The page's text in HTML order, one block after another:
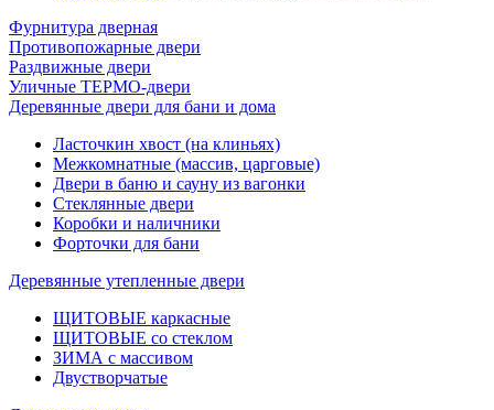
Фурнитура дверная
Противопожарные двери
Раздвижные двери
Уличные ТЕРМО-двери
Деревянные двери для бани и дома
Ласточкин хвост (на клиньях)
Межкомнатные (массив, царговые)
Двери в баню и сауну из вагонки
Стеклянные двери
Коробки и наличники
Форточки для бани
Деревянные утепленные двери
ЩИТОВЫЕ каркасные
ЩИТОВЫЕ со стеклом
ЗИМА с массивом
Двустворчатые